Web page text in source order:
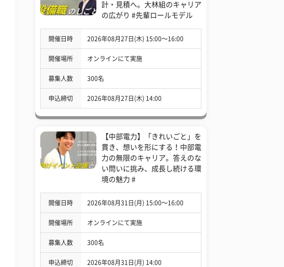
計・見積へ。大林組のキャリア
の広がり #先輩ロールモデル
開催日時 2026年08月27日(木) 15:00〜16:00
開催場所 オンラインにて実施
募集人数 300名
申込締切 2026年08月27日(木) 14:00
【中部電力】「きれいごと」を
貫き、想いを形にする！中部電
力の無限のキャリア。答えのな
い問いに挑み、成長し続ける環
境の魅力 #
開催日時 2026年08月31日(月) 15:00〜16:00
開催場所 オンラインにて実施
募集人数 300名
申込締切 2026年08月31日(月) 14:00